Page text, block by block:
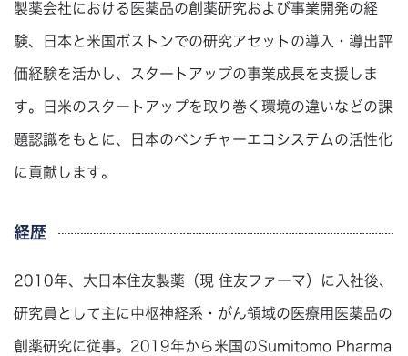
製薬会社における医薬品の創薬研究および事業開発の経
験、日本と米国ボストンでの研究アセットの導入・導出評
価経験を活かし、スタートアップの事業成長を支援しま
す。日米のスタートアップを取り巻く環境の違いなどの課
題認識をもとに、日本のベンチャーエコシステムの活性化
に貢献します。
経歴
2010年、大日本住友製薬（現 住友ファーマ）に入社後、
研究員として主に中枢神経系・がん領域の医療用医薬品の
創薬研究に従事。2019年から米国のSumitomo Pharma